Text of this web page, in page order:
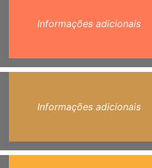
Informações adicionais
Informações adicionais